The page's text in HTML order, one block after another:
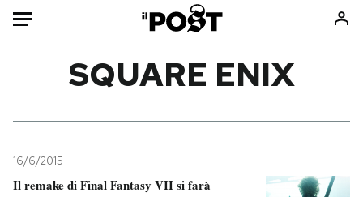
Mondo
Politica
Consumismi
SQUARE ENIX
16/6/2015
Il remake di Final Fantasy VII si farà